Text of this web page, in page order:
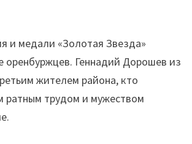
и медали «Золотая Звезда»
оренбуржцев. Геннадий Дорошев из
жителем района, кто
ратным трудом и мужеством